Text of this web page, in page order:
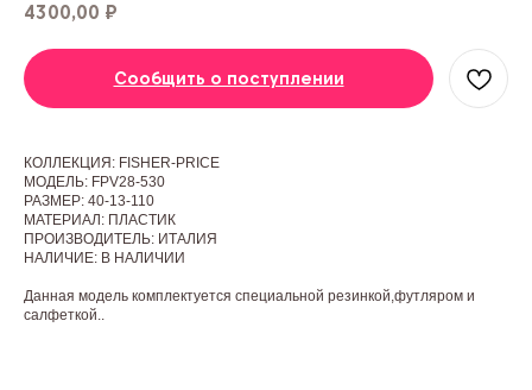
4300,00 ₽
Сообщить о поступлении
КОЛЛЕКЦИЯ: FISHER-PRICE
МОДЕЛЬ: FPV28-530
РАЗМЕР: 40-13-110
МАТЕРИАЛ: ПЛАСТИК
ПРОИЗВОДИТЕЛЬ: ИТАЛИЯ
НАЛИЧИЕ: В НАЛИЧИИ
Данная модель комплектуется специальной резинкой,футляром и
салфеткой..